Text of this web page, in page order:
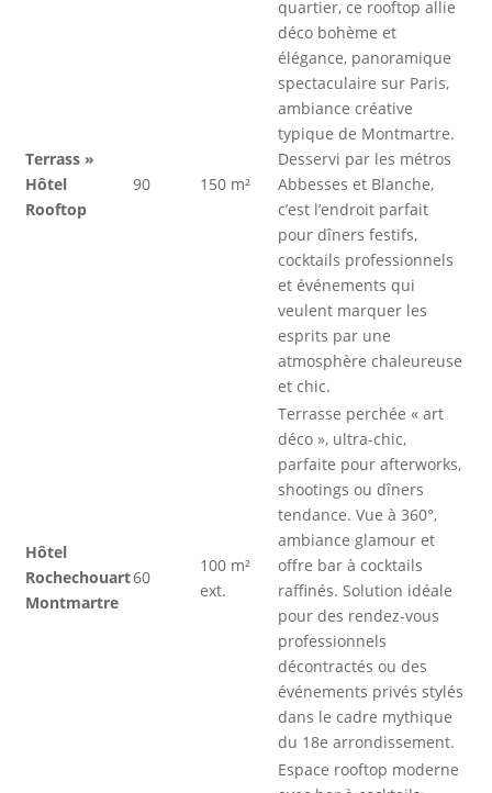
Terrass »
Hôtel
Rooftop
90 150 m²
quartier, ce rooftop allie
déco bohème et
élégance, panoramique
spectaculaire sur Paris,
ambiance créative
typique de Montmartre.
Desservi par les métros
Abbesses et Blanche,
c’est l’endroit parfait
pour dîners festifs,
cocktails professionnels
et événements qui
veulent marquer les
esprits par une
atmosphère chaleureuse
et chic.
Hôtel
Rochechouart
Montmartre
60
100 m²
ext.
Terrasse perchée « art
déco », ultra-chic,
parfaite pour afterworks,
shootings ou dîners
tendance. Vue à 360°,
ambiance glamour et
offre bar à cocktails
raffinés. Solution idéale
pour des rendez-vous
professionnels
décontractés ou des
événements privés stylés
dans le cadre mythique
du 18e arrondissement.
Espace rooftop moderne